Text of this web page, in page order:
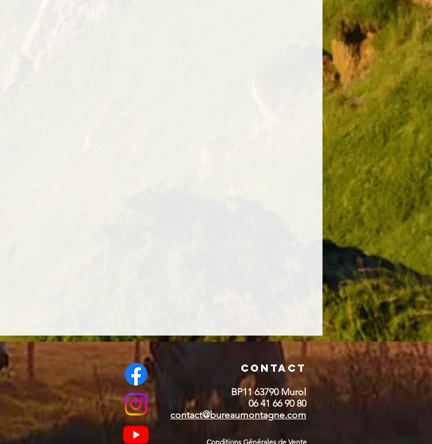
Contact
BP11 63790 Murol
06 41 66 90 80
contact@bureaumontagne.com
Conditions Générales de Vente